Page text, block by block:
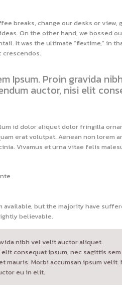
breaks, change our desks or
On the other hand, we bossed
It was the ultimate “flextime,” in
crescendos.
Ipsum. Proin gravida
auctor, nisi elit
id dolor aliquet dolor fringilla
erat volutpat. Aenean non lorem
Vivamus et urna vitae felis
available, but the majority have
believable.
nibh vel velit auctor aliquet.
consequat ipsum, nec sagittis
mauris. Morbi accumsan ipsum
eu in elit.